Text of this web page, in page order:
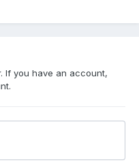
If you have an account,